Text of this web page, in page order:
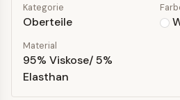
Kategorie
Oberteile
Material
95% Viskose/ 5%
Elasthan